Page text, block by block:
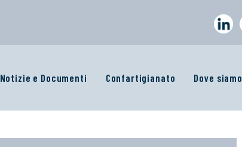
Notizie e Documenti Confartigianato Dove siamo